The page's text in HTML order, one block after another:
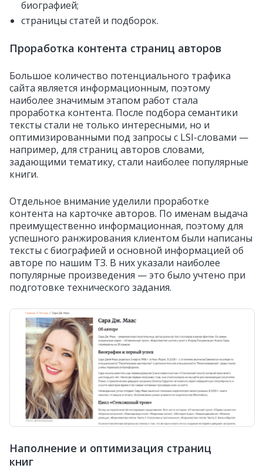
биографией;
страницы статей и подборок.
Проработка контента страниц авторов
Большое количество потенциального трафика
сайта является информационным, поэтому
наиболее значимым этапом работ стала
проработка контента. После подбора семантики
тексты стали не только интересными, но и
оптимизированными под запросы с LSI-словами —
например, для страниц авторов словами,
задающими тематику, стали наиболее популярные
книги.
Отдельное внимание уделили проработке
контента на карточке авторов. По именам выдача
преимущественно информационная, поэтому для
успешного ранжирования клиентом были написаны
тексты с биографией и основной информацией об
авторе по нашим ТЗ. В них указали наиболее
популярные произведения — это было учтено при
подготовке технического задания.
Наполнение и оптимизация страниц
книг